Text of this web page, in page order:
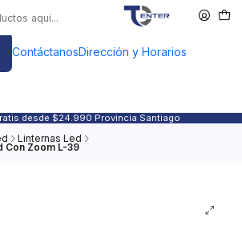
ContáctanosDirección y Horarios
desde $24.990 Provincia Santiago
Linternas Led
Con Zoom L-39